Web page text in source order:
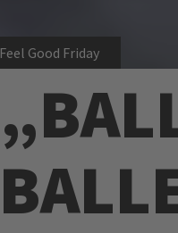
Feel Good Friday